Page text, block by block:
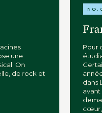
une
On
de rock et
NO.
Pour
dans
cœur,